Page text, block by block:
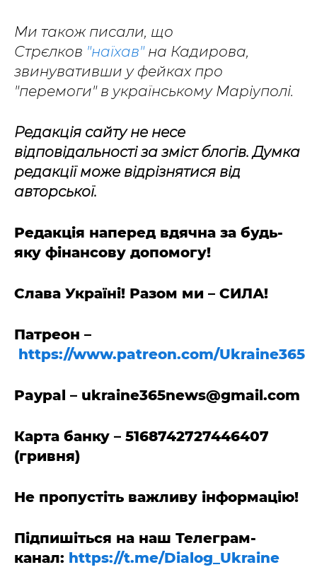
Ми також писали, що
Стрєлков "наїхав"на Кадирова,
звинувативши у фейках про
"перемоги" в українському Маріуполі.
Редакція сайту не несе
відповідальності за зміст блогів. Думка
редакції може відрізнятися від
авторської.
Редакція наперед вдячна за будь-
яку фінансову допомогу!
Слава Україні! Разом ми – СИЛА!
Патреон –
https://www.patreon.com/Ukraine365
Paypal – ukraine365news@gmail.com
Карта банку – 5168742727446407
(гривня)
Не пропустіть важливу інформацію!
Підпишіться на наш Телеграм-
канал: https://t.me/Dialog_Ukraine